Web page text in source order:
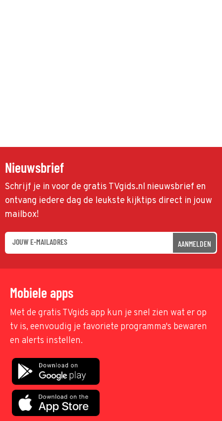
Nieuwsbrief
Schrijf je in voor de gratis TVgids.nl nieuwsbrief en
ontvang iedere dag de leukste kijktips direct in jouw
mailbox!
AANMELDEN
Mobiele apps
Met de gratis TVgids app kun je snel zien wat er op
tv is, eenvoudig je favoriete programma's bewaren
en alerts instellen.